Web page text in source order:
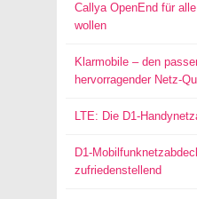
Callya OpenEnd für
wollen
Klarmobile – den
hervorragender Netz-
LTE: Die D1-
D1-
zufriedenstellend